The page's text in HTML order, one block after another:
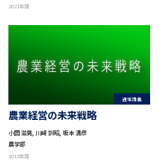
2021年度
通常講義
農業経営の未来戦略
小田 滋晃, 川﨑 訓昭, 坂本 清彦
農学部
2015年度